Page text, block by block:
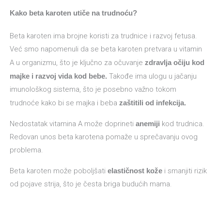
Kako beta karoten utiče na trudnoću?
Beta karoten ima brojne koristi za trudnice i razvoj fetusa.
Već smo napomenuli da se beta karoten pretvara u vitamin
A u organizmu, što je ključno za očuvanje zdravlja očiju kod
majke i razvoj vida kod bebe. Takođe ima ulogu u jačanju
imunološkog sistema, što je posebno važno tokom
trudnoće kako bi se majka i beba zaštitili od infekcija.
Nedostatak vitamina A može doprineti anemiji kod trudnica.
Redovan unos beta karotena pomaže u sprečavanju ovog
problema.
Beta karoten može poboljšati elastičnost kože i smanjiti rizik
od pojave strija, što je česta briga budućih mama.